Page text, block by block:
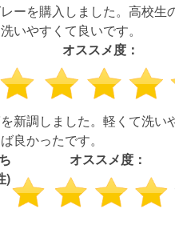
ーを購入しました。高校生
いやすくて良いです。
オススメ度：
新調しました。軽くて洗い
良かったです。
)
オススメ度：